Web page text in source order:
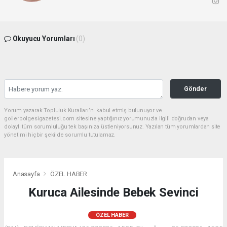
Okuyucu Yorumları (0)
Gönder
Yorum yazarak Topluluk Kuralları’nı kabul etmiş bulunuyor ve
gollerbolgesigazetesi.com sitesine yaptığınız yorumunuzla ilgili doğrudan veya
dolaylı tüm sorumluluğu tek başınıza üstleniyorsunuz. Yazılan tüm yorumlardan site
yönetimi hiçbir şekilde sorumlu tutulamaz.
Anasayfa ÖZEL HABER
Kuruca Ailesinde Bebek Sevinci
ÖZEL HABER